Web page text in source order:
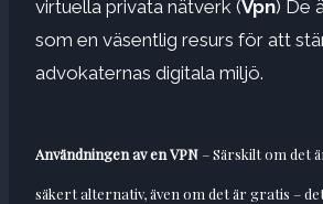
virtuella privata nätverk (Vpn) De
som en väsentlig resurs för att
advokaternas digitala miljö.
Användningen av en VPN– Särskilt om det
säkert alternativ, även om det är gratis –